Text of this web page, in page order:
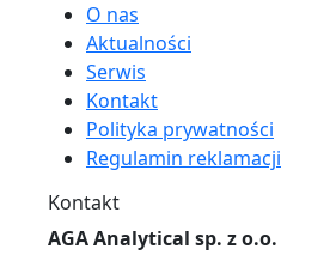
O nas
Aktualności
Serwis
Kontakt
Polityka prywatności
Regulamin reklamacji
Kontakt
AGA Analytical sp. z o.o.